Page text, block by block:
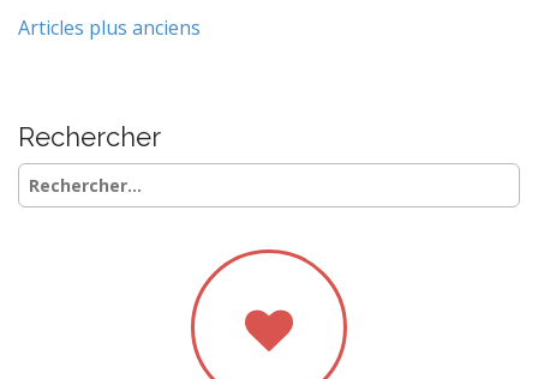
Navigation
Articles plus anciens
Rechercher
Rechercher :